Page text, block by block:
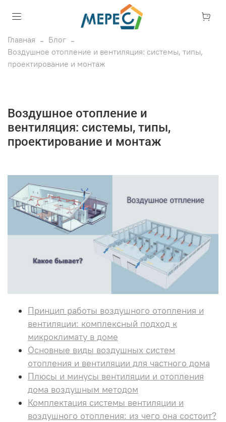
Главная
Блог
Воздушное отопление и вентиляция: системы, типы,
проектирование и монтаж
Воздушное отопление и
вентиляция: системы, типы,
проектирование и монтаж
Принцип работы воздушного отопления и
вентиляции: комплексный подход к
микроклимату в доме
Основные виды воздушных систем
отопления и вентиляции для частного дома
Плюсы и минусы вентиляции и отопления
дома воздушным методом
Комплектация системы вентиляции и
воздушного отопления: из чего она состоит?